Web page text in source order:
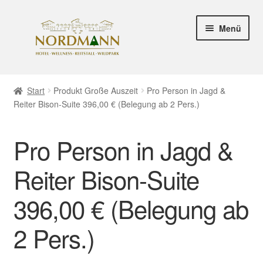
Navigation
springen
springen
Menü
SHOP SEITE
Mein Konto
Rechtliche Informationen
Start Produkt Große Auszeit
Pro Person in Jagd &
Reiter Bison-Suite 396,00 € (Belegung ab 2 Pers.)
Pro Person in Jagd &
Reiter Bison-Suite
396,00 € (Belegung ab
2 Pers.)